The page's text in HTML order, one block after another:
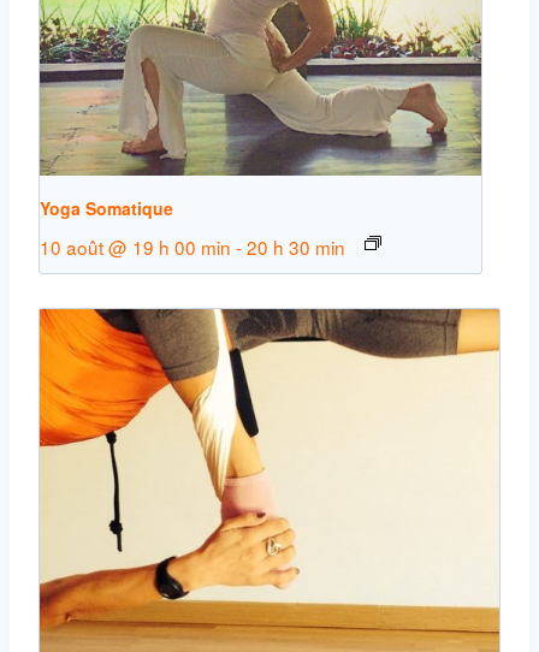
Yoga Somatique
10 août @ 19 h 00 min -20 h 30 min